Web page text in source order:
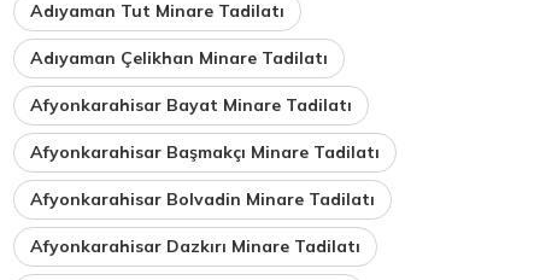
Adıyaman Tut Minare Tadilatı
Adıyaman Çelikhan Minare Tadilatı
Afyonkarahisar Bayat Minare Tadilatı
Afyonkarahisar Başmakçı Minare Tadilatı
Afyonkarahisar Bolvadin Minare Tadilatı
Afyonkarahisar Dazkırı Minare Tadilatı